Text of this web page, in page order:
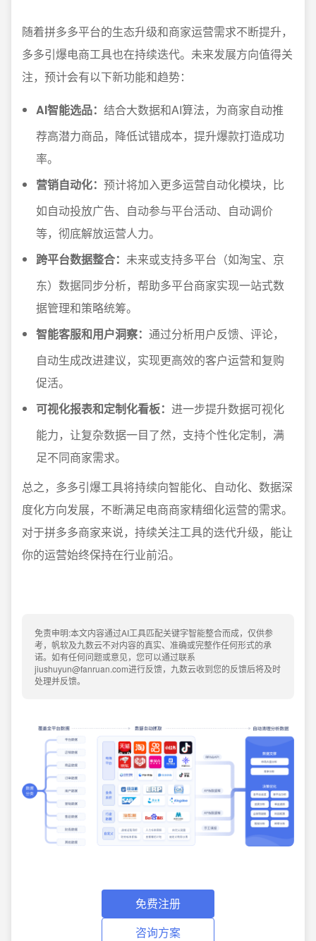
随着拼多多平台的生态升级和商家运营需求不断提升，
多多引爆电商工具也在持续迭代。未来发展方向值得关
注，预计会有以下新功能和趋势：
AI智能选品： 结合大数据和AI算法，为商家自动推
荐高潜力商品，降低试错成本，提升爆款打造成功
率。
营销自动化： 预计将加入更多运营自动化模块，比
如自动投放广告、自动参与平台活动、自动调价
等，彻底解放运营人力。
跨平台数据整合： 未来或支持多平台（如淘宝、京
东）数据同步分析，帮助多平台商家实现一站式数
据管理和策略统筹。
智能客服和用户洞察： 通过分析用户反馈、评论，
自动生成改进建议，实现更高效的客户运营和复购
促活。
可视化报表和定制化看板： 进一步提升数据可视化
能力，让复杂数据一目了然，支持个性化定制，满
足不同商家需求。
总之，多多引爆工具将持续向智能化、自动化、数据深
度化方向发展，不断满足电商商家精细化运营的需求。
对于拼多多商家来说，持续关注工具的迭代升级，能让
你的运营始终保持在行业前沿。
免责申明:本文内容通过AI工具匹配关键字智能整合而成，仅供参
考，帆软及九数云不对内容的真实、准确或完整作任何形式的承
诺。如有任何问题或意见，您可以通过联系
jiushuyun@fanruan.com进行反馈，九数云收到您的反馈后将及时
处理并反馈。
免费注册
咨询方案